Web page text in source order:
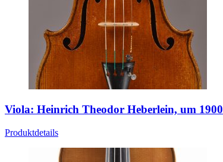
Viola: Heinrich Theodor Heberlein, um 1900
Produktdetails